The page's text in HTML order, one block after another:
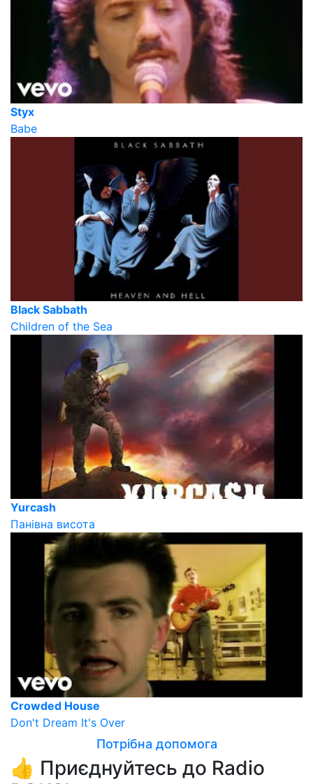
Styx
Babe
Black Sabbath
Children of the Sea
Yurcash
Панівна висота
Crowded House
Don't Dream It's Over
Потрібна допомога
👍 Приєднуйтесь до Radio